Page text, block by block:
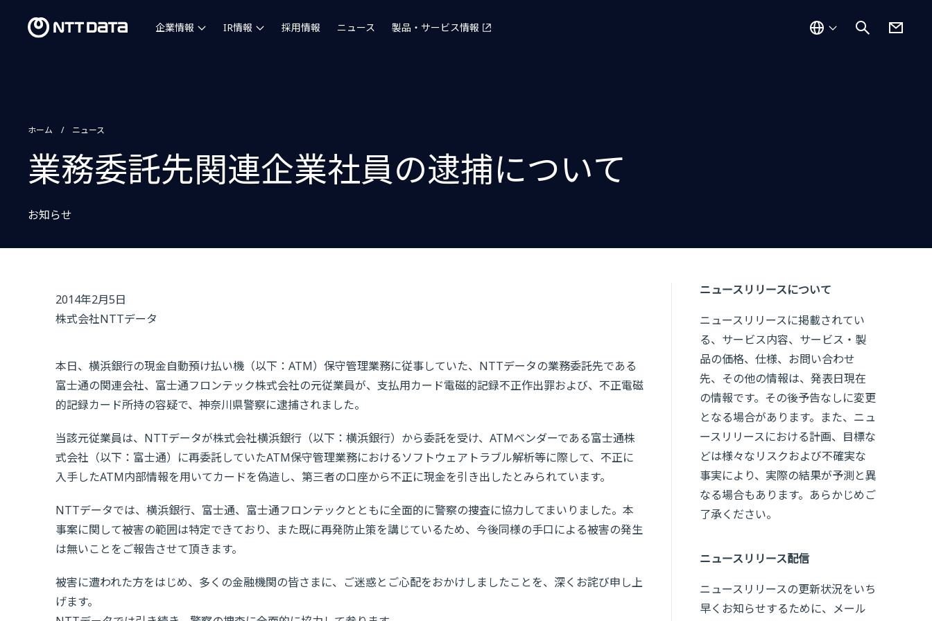
企業情報 IR情報 採用情報 ニュース 製品・サービス情報
ホーム ニュース
業務委託先関連企業社員の逮捕について
お知らせ
2014年2月5日
株式会社NTTデータ
本日、横浜銀行の現金自動預け払い機（以下：ATM）保守管理業務に従事していた、NTTデータの業務委託先である
富士通の関連会社、富士通フロンテック株式会社の元従業員が、支払用カード電磁的記録不正作出罪および、不正電磁
的記録カード所持の容疑で、神奈川県警察に逮捕されました。
当該元従業員は、NTTデータが株式会社横浜銀行（以下：横浜銀行）から委託を受け、ATMベンダーである富士通株
式会社（以下：富士通）に再委託していたATM保守管理業務におけるソフトウェアトラブル解析等に際して、不正に
入手したATM内部情報を用いてカードを偽造し、第三者の口座から不正に現金を引き出したとみられています。
NTTデータでは、横浜銀行、富士通、富士通フロンテックとともに全面的に警察の捜査に協力してまいりました。本
事案に関して被害の範囲は特定できており、また既に再発防止策を講じているため、今後同様の手口による被害の発生
は無いことをご報告させて頂きます。
被害に遭われた方をはじめ、多くの金融機関の皆さまに、ご迷惑とご心配をおかけしましたことを、深くお詫び申し上
げます。
ニュースリリースについて
ニュースリリースに掲載されてい
る、サービス内容、サービス・製
品の価格、仕様、お問い合わせ
先、その他の情報は、発表日現在
の情報です。その後予告なしに変更
となる場合があります。また、ニュ
ースリリースにおける計画、目標な
どは様々なリスクおよび不確実な
事実により、実際の結果が予測と異
なる場合もあります。あらかじめご
了承ください。
ニュースリリース配信
ニュースリリースの更新状況をいち
早くお知らせするために、メール